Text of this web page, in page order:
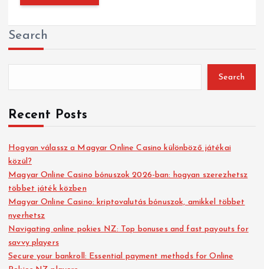
Search
Search
Recent Posts
Hogyan válassz a Magyar Online Casino különböző játékai
közül?
Magyar Online Casino bónuszok 2026-ban: hogyan szerezhetsz
többet játék közben
Magyar Online Casino: kriptovalutás bónuszok, amikkel többet
nyerhetsz
Navigating online pokies NZ: Top bonuses and fast payouts for
savvy players
Secure your bankroll: Essential payment methods for Online